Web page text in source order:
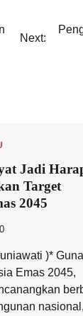
Next:
Jadi
Target
2045
0
)* Guna
Emas 2045,